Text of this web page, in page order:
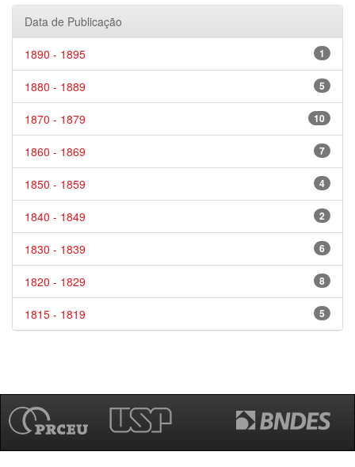
Data de Publicação
1
1890 - 1895
5
1880 - 1889
10
1870 - 1879
7
1860 - 1869
4
1850 - 1859
2
1840 - 1849
6
1830 - 1839
8
1820 - 1829
5
1815 - 1819